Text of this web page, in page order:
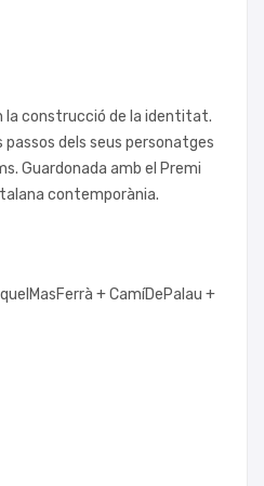
la construcció de la identitat.
dels seus personatges
Guardonada amb el Premi
contemporània.
+CamíDePalau +